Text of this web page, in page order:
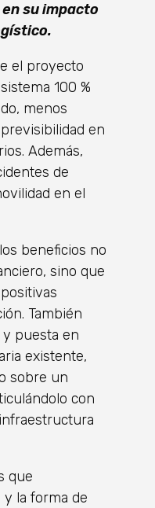
su impacto
el proyecto
100 %
menos
en
Además,
de
en el
beneficios no
sino que
También
puesta en
existente,
sobre un
con
que
la forma de